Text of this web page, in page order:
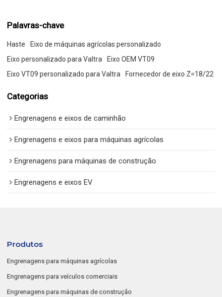
Palavras-chave
Haste
Eixo de máquinas agrícolas personalizado
Eixo personalizado para Valtra
Eixo OEM VT09
Eixo VT09 personalizado para Valtra
Fornecedor de eixo Z=18/22
Categorias
Engrenagens e eixos de caminhão
Engrenagens e eixos para máquinas agrícolas
Engrenagens para máquinas de construção
Engrenagens e eixos EV
Produtos
Engrenagens para máquinas agrícolas
Engrenagens para veículos comerciais
Engrenagens para máquinas de construção